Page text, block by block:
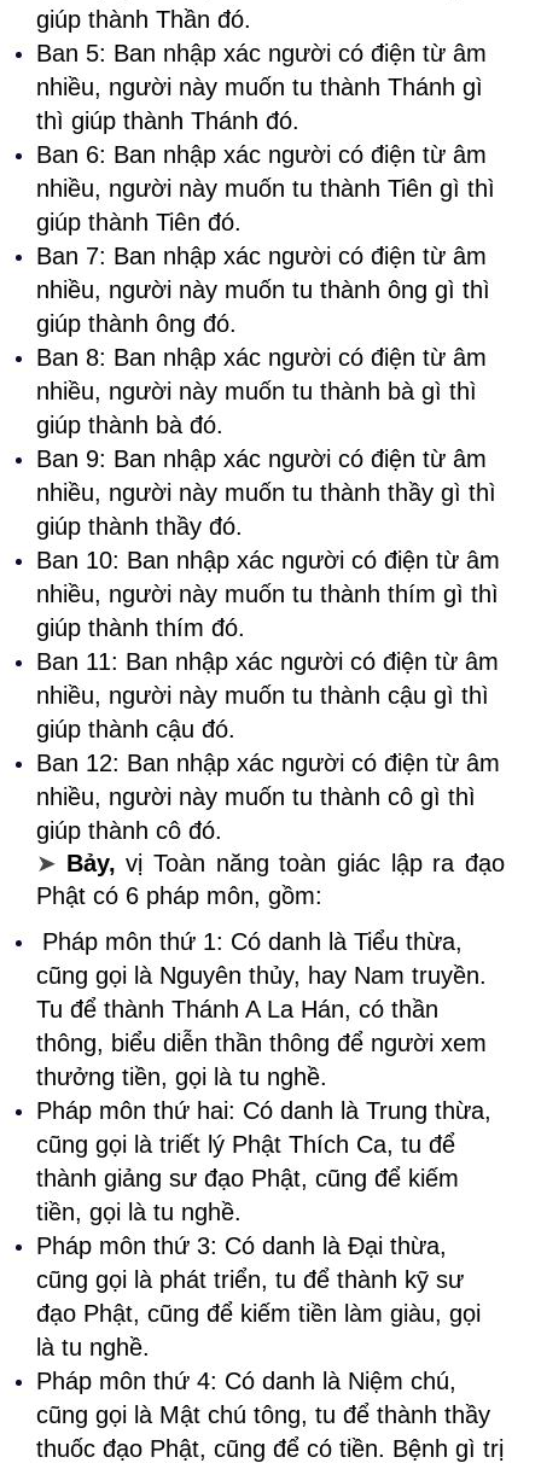
giúp thành Thần đó.
Ban 5: Ban nhập xác người có điện từ âm
nhiều, người này muốn tu thành Thánh gì
thì giúp thành Thánh đó.
Ban 6: Ban nhập xác người có điện từ âm
nhiều, người này muốn tu thành Tiên gì thì
giúp thành Tiên đó.
Ban 7: Ban nhập xác người có điện từ âm
nhiều, người này muốn tu thành ông gì thì
giúp thành ông đó.
Ban 8: Ban nhập xác người có điện từ âm
nhiều, người này muốn tu thành bà gì thì
giúp thành bà đó.
Ban 9: Ban nhập xác người có điện từ âm
nhiều, người này muốn tu thành thầy gì thì
giúp thành thầy đó.
Ban 10: Ban nhập xác người có điện từ âm
nhiều, người này muốn tu thành thím gì thì
giúp thành thím đó.
Ban 11: Ban nhập xác người có điện từ âm
nhiều, người này muốn tu thành cậu gì thì
giúp thành cậu đó.
Ban 12: Ban nhập xác người có điện từ âm
nhiều, người này muốn tu thành cô gì thì
giúp thành cô đó.
➤ Bảy, vị Toàn năng toàn giác lập ra đạo
Phật có 6 pháp môn, gồm:
Pháp môn thứ 1: Có danh là Tiểu thừa,
cũng gọi là Nguyên thủy, hay Nam truyền.
Tu để thành Thánh A La Hán, có thần
thông, biểu diễn thần thông để người xem
thưởng tiền, gọi là tu nghề.
Pháp môn thứ hai: Có danh là Trung thừa,
cũng gọi là triết lý Phật Thích Ca, tu để
thành giảng sư đạo Phật, cũng để kiếm
tiền, gọi là tu nghề.
Pháp môn thứ 3: Có danh là Đại thừa,
cũng gọi là phát triển, tu để thành kỹ sư
đạo Phật, cũng để kiếm tiền làm giàu, gọi
là tu nghề.
Pháp môn thứ 4: Có danh là Niệm chú,
cũng gọi là Mật chú tông, tu để thành thầy
thuốc đạo Phật, cũng để có tiền. Bệnh gì trị